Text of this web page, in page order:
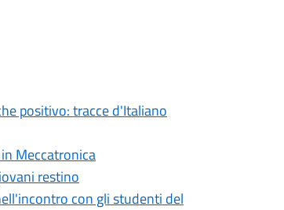
positivo: tracce d'Italiano
Meccatronica
restino
con gli studenti del